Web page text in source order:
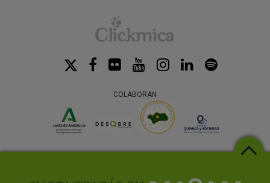
COLABORAN